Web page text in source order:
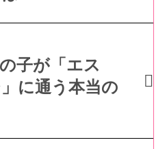
子が「エス
に通う本当の